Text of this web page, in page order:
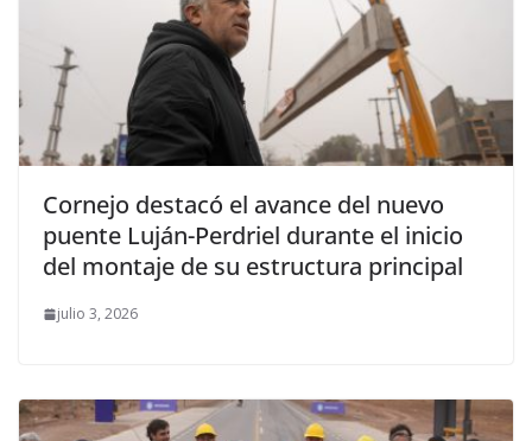
Cornejo destacó el avance del nuevo
puente Luján-Perdriel durante el inicio
del montaje de su estructura principal
julio 3, 2026